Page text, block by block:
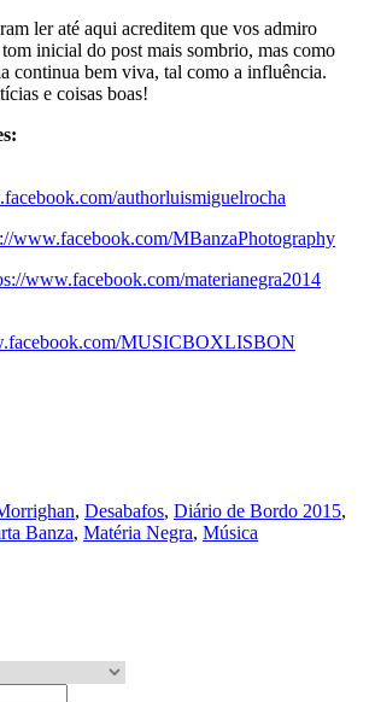
ler até aqui acreditem que vos admiro
inicial do post mais sombrio, mas como
continua bem viva, tal como a influência.
e coisas boas!
authorluismiguelrocha
www.facebook.com/MBanzaPhotography
www.facebook.com/materianegra2014
MUSICBOXLISBON
, Desabafos, Diário de Bordo 2015,
Banza, Matéria Negra, Música